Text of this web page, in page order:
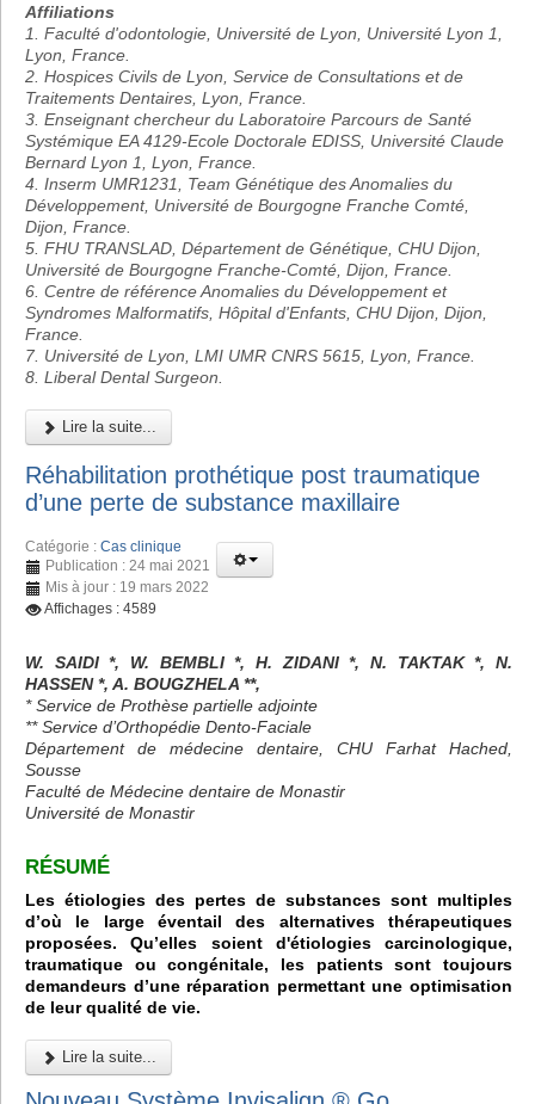
Affiliations
1. Faculté d'odontologie, Université de Lyon, Université Lyon 1,
Lyon, France.
2. Hospices Civils de Lyon, Service de Consultations et de
Traitements Dentaires, Lyon, France.
3. Enseignant chercheur du Laboratoire Parcours de Santé
Systémique EA 4129-Ecole Doctorale EDISS, Université Claude
Bernard Lyon 1, Lyon, France.
4. Inserm UMR1231, Team Génétique des Anomalies du
Développement, Université de Bourgogne Franche Comté,
Dijon, France.
5. FHU TRANSLAD, Département de Génétique, CHU Dijon,
Université de Bourgogne Franche-Comté, Dijon, France.
6. Centre de référence Anomalies du Développement et
Syndromes Malformatifs, Hôpital d'Enfants, CHU Dijon, Dijon,
France.
7. Université de Lyon, LMI UMR CNRS 5615, Lyon, France.
8. Liberal Dental Surgeon.
Lire la suite...
Réhabilitation prothétique post traumatique
d’une perte de substance maxillaire
Catégorie : Cas clinique
Publication : 24 mai 2021
Mis à jour : 19 mars 2022
Affichages : 4589
W. SAIDI *, W. BEMBLI *, H. ZIDANI *, N. TAKTAK *, N.
HASSEN *, A. BOUGZHELA **,
* Service de Prothèse partielle adjointe
** Service d’Orthopédie Dento-Faciale
Département de médecine dentaire, CHU Farhat Hached,
Sousse
Faculté de Médecine dentaire de Monastir
Université de Monastir
RÉSUMÉ
Les étiologies des pertes de substances sont multiples
d’où le large éventail des alternatives thérapeutiques
proposées. Qu’elles soient d'étiologies carcinologique,
traumatique ou congénitale, les patients sont toujours
demandeurs d’une réparation permettant une optimisation
de leur qualité de vie.
Lire la suite...